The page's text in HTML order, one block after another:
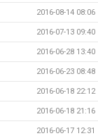
2016-08-14 08:06
2016-07-13 09:40
2016-06-28 13:40
2016-06-23 08:48
2016-06-18 22:12
2016-06-18 21:16
2016-06-17 12:31